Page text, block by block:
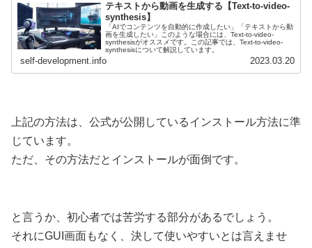
テキストから動画を生成する【Text-to-video-
synthesis】
「AIでコンテンツを自動的に作成したい」「テキストから動
画を生成したい」このような場合には、Text-to-video-
synthesisがオススメです。この記事では、Text-to-video-
synthesisについて解説しています。
self-development.info 2023.03.20
上記の方法は、公式が公開しているインストール方法に準
じています。
ただ、その方法だとインストールが面倒です。
と言うか、初心者では苦労する部分があるでしょう。
それにGUI画面もなく、決して使いやすいとは言えませ